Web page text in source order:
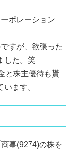
ポレーション
すが、欲張った
した。笑
と株主優待も貰
ます。
事(9274)の株を